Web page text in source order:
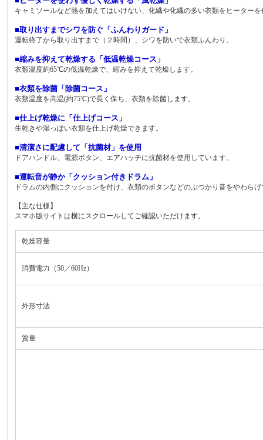
キャミソールなど熱を加えてはいけない、化繊や化繊の多い衣類をヒーター
■取り出すまでシワを防ぐ「ふんわりガード」
運転終了から取り出すまで（２時間）、シワを防いで衣類ふんわり。
■縮みを抑えて乾燥する「低温乾燥コース」
衣類温度約65℃の低温乾燥で、縮みを抑えて乾燥します。
■衣類を除菌「除菌コース」
衣類温度を高温(約75℃)で長く保ち、衣類を除菌します。
■仕上げ乾燥に「仕上げコース」
生乾きや湿っぽい衣類を仕上げ乾燥できます。
■清潔さに配慮して「抗菌材」を使用
ドアハンドル、電源ボタン、エアハッチに抗菌材を使用しています。
■運転音が静か「クッション付きドラム」
ドラムの内側にクッションを付け、衣類のボタンなどのぶつかり音をやわら
【主な仕様】
スマホ版サイトは横にスクロールしてご確認いただけます。
乾燥容量
消費電力（50／60Hz）
外形寸法
質量